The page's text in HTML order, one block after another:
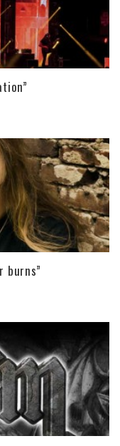
burns”